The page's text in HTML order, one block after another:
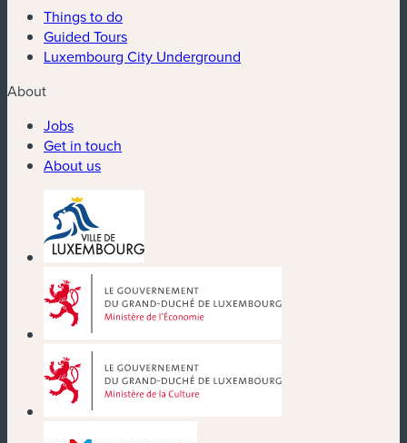
Things to do
Guided Tours
Luxembourg City Underground
About
Jobs
Get in touch
About us